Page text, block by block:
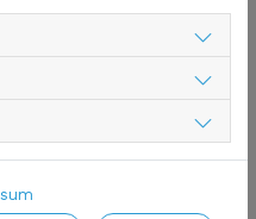
–
den Prostatakrebs
Wirkungen sind